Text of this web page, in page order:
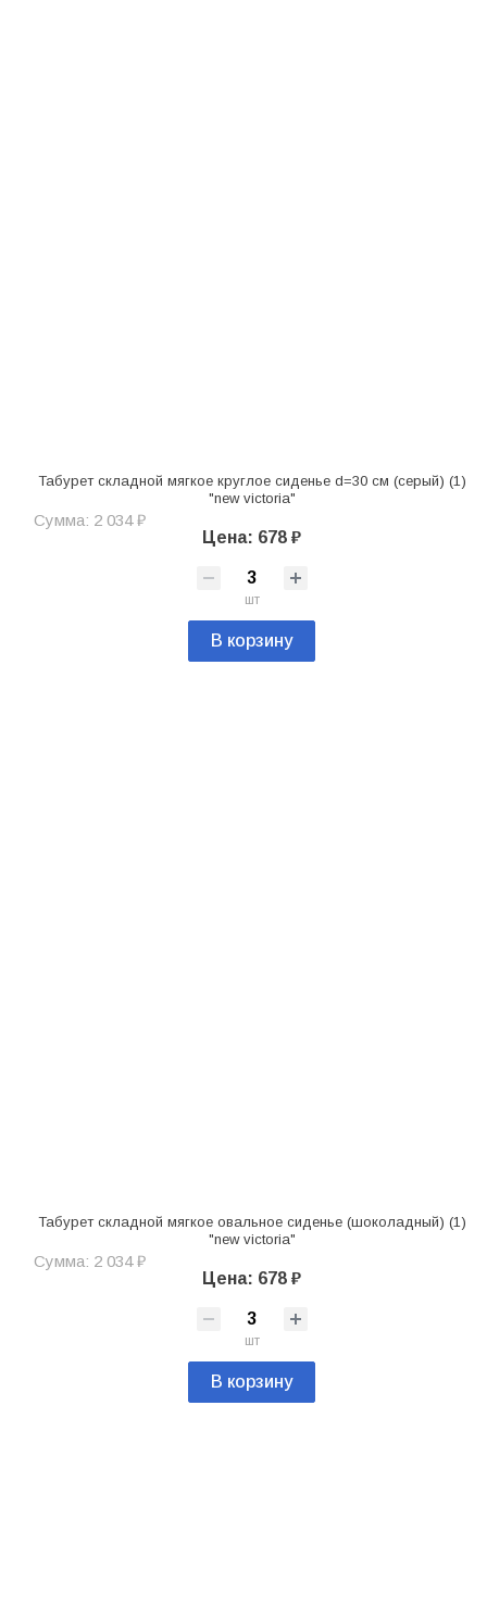
Табурет складной мягкое круглое сиденье d=30 см (серый) (1)
"new victoria"
Сумма: 2 034 ₽
Цена: 678 ₽
шт
В корзину
Табурет складной мягкое овальное сиденье (шоколадный) (1)
"new victoria"
Сумма: 2 034 ₽
Цена: 678 ₽
шт
В корзину